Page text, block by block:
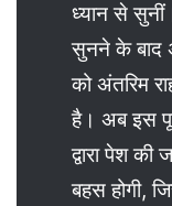
ध्यान से
सुनने के बाद
को अंतरिम
है। अब इस
द्वारा पेश की
बहस होगी,